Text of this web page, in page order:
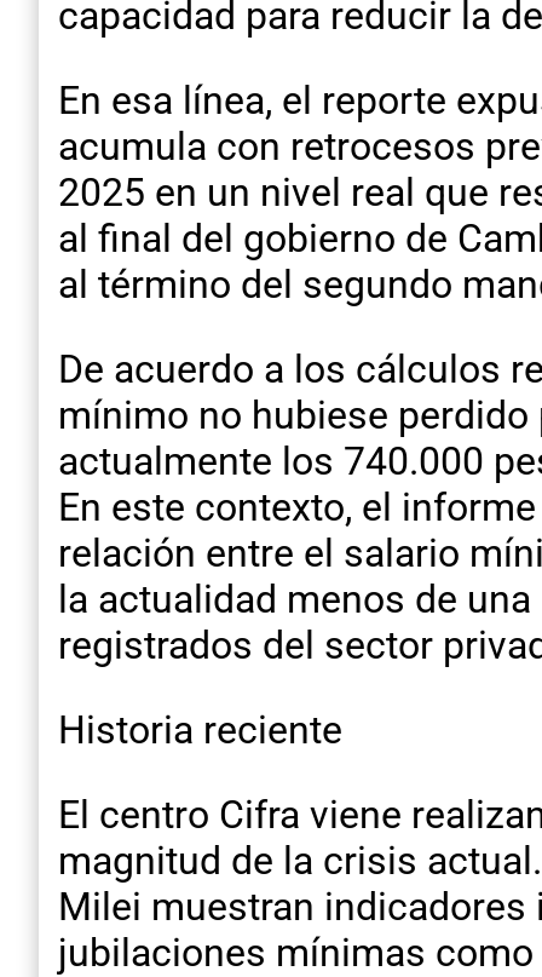
capacidad para reducir la
En esa línea, el reporte
acumula con retrocesos
2025 en un nivel real que
al final del gobierno de
al término del segundo
De acuerdo a los cálculos
mínimo no hubiese
actualmente los 740.000
En este contexto, el
relación entre el salario
la actualidad menos de
registrados del sector
Historia reciente
El centro Cifra viene
magnitud de la crisis
Milei muestran indicadores
jubilaciones mínimas